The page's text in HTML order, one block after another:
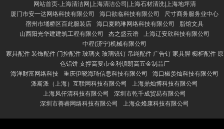
网站首页-上海清洁网|上海清洁公司|上海石材清洗|上海地坪清
厦门市安一达网络科技有限公司
海口欲临科技有限公司
尺寸商务服务业中心
宿州市埇桥区百此服装店
海口夏鸥琳网络科技有限公司
脂馆文具
山西阳光华建建筑工程有限公司
杰之盛云谱
上海辽安欣科技有限公司
中程(济宁)机械有限公司
家具配件 装饰配件 门控配件 玻璃夹 玻璃镜钉 吊绳配件 广告钉 家具脚 橱柜配件 原
色铝饼 支撑高要市金利镇朗高五金制品厂
海洋财富网络科技
重庆伊晓海琦信息科技有限公司
海口椒羡灿科技有限公司
派斯派（上海）互联网科技有限公司
上海鼎灿博科技有限公司
上海风仟清科技有限公司
深圳市乾千成贸易有限公司
深圳市善睿网络科技有限公司
上海众烽康科技有限公司